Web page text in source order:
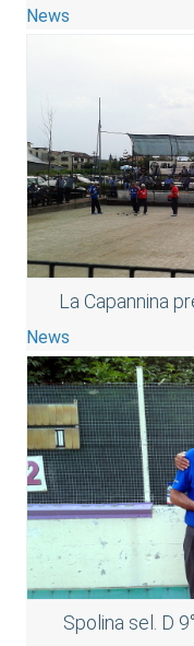
News
La Capannina
News
Spolina sel. D